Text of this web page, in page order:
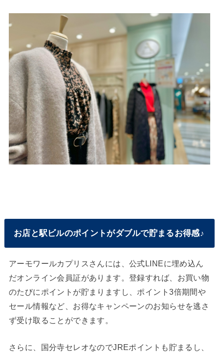
お店と駅ビルのポイントがダブルで貯まるお得感♪
アーモワールカプリスさんには、公式LINEに埋め込ん
だオンライン会員証があります。登録すれば、お買い物
のたびにポイントが貯まりますし、ポイント3倍期間や
セール情報など、お得なキャンペーンのお知らせを逃さ
ず受け取ることができます。
さらに、国分寺セレオなのでJREポイントも貯まるし、